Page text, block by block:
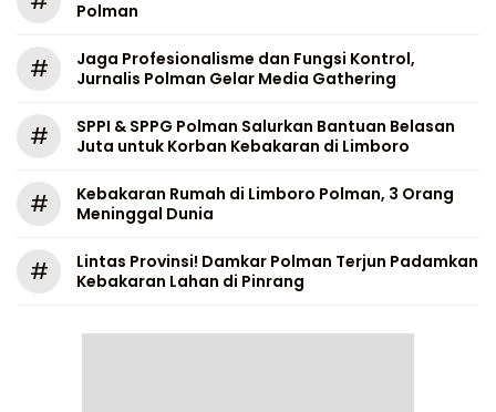
Polman
#
Jaga Profesionalisme dan Fungsi Kontrol,
Jurnalis Polman Gelar Media Gathering
#
SPPI & SPPG Polman Salurkan Bantuan Belasan
Juta untuk Korban Kebakaran di Limboro
#
Kebakaran Rumah di Limboro Polman, 3 Orang
Meninggal Dunia
#
Lintas Provinsi! Damkar Polman Terjun Padamkan
Kebakaran Lahan di Pinrang